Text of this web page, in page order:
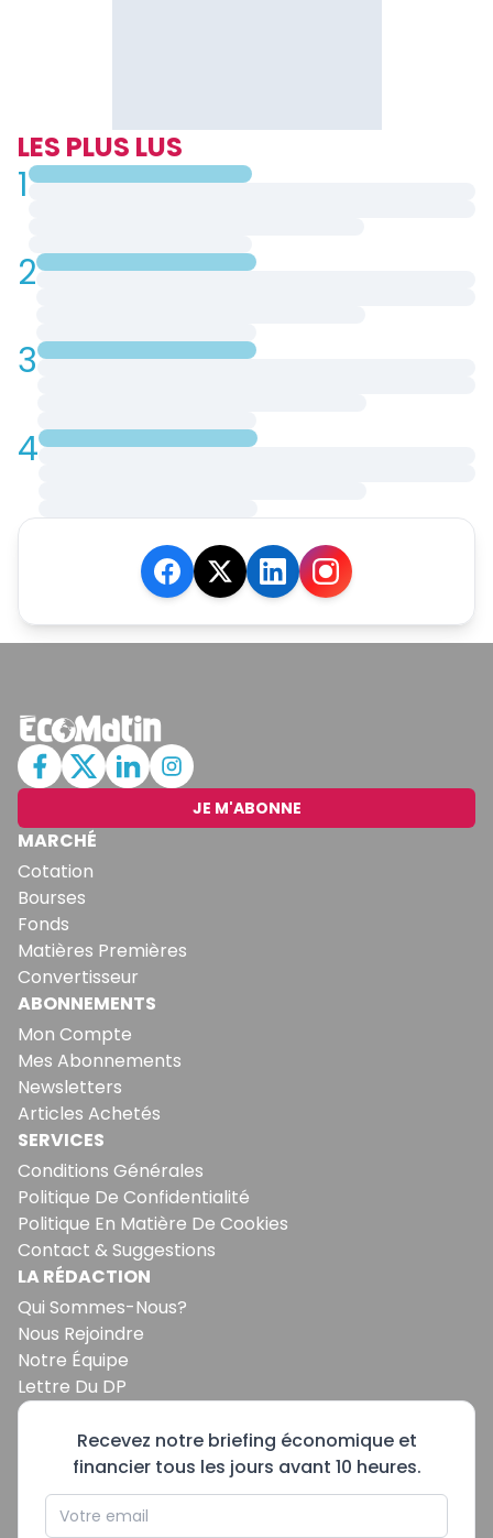
LES PLUS LUS
1
2
3
4
JE M'ABONNE
MARCHÉ
Cotation
Bourses
Fonds
Matières Premières
Convertisseur
ABONNEMENTS
Mon Compte
Mes Abonnements
Newsletters
Articles Achetés
SERVICES
Conditions Générales
Politique De Confidentialité
Politique En Matière De Cookies
Contact & Suggestions
LA RÉDACTION
Qui Sommes-Nous?
Nous Rejoindre
Notre Équipe
Lettre Du DP
Recevez notre briefing économique et
financier tous les jours avant 10 heures.